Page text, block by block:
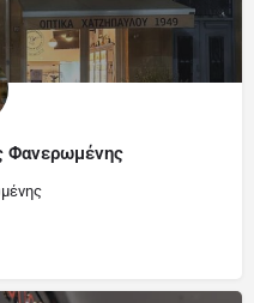
Φανερωμένης